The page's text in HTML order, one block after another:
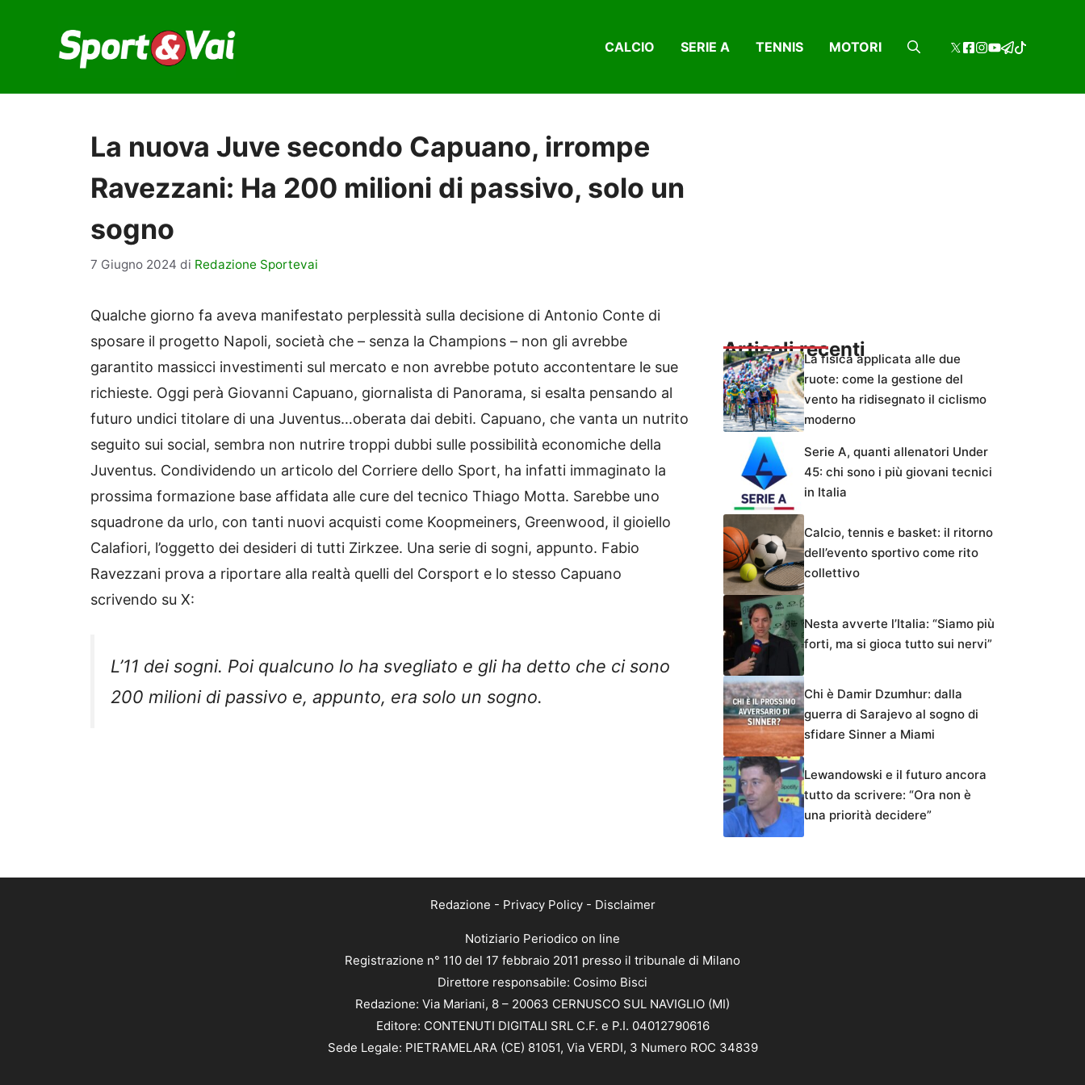
contenuto
CALCIO SERIE A TENNIS MOTORI
La nuova Juve secondo Capuano, irrompe
Ravezzani: Ha 200 milioni di passivo, solo un
sogno
7 Giugno 2024 di Redazione Sportevai
Qualche giorno fa aveva manifestato perplessità sulla decisione di Antonio Conte di
sposare il progetto Napoli, società che – senza la Champions – non gli avrebbe
garantito massicci investimenti sul mercato e non avrebbe potuto accontentare le sue
richieste. Oggi perà Giovanni Capuano, giornalista di Panorama, si esalta pensando al
futuro undici titolare di una Juventus…oberata dai debiti. Capuano, che vanta un nutrito
seguito sui social, sembra non nutrire troppi dubbi sulle possibilità economiche della
Juventus. Condividendo un articolo del Corriere dello Sport, ha infatti immaginato la
prossima formazione base affidata alle cure del tecnico Thiago Motta. Sarebbe uno
squadrone da urlo, con tanti nuovi acquisti come Koopmeiners, Greenwood, il gioiello
Calafiori, l’oggetto dei desideri di tutti Zirkzee. Una serie di sogni, appunto. Fabio
Ravezzani prova a riportare alla realtà quelli del Corsport e lo stesso Capuano
scrivendo su X:
L’11 dei sogni. Poi qualcuno lo ha svegliato e gli ha detto che ci sono
200 milioni di passivo e, appunto, era solo un sogno.
Articoli recentiLa fisica applicata alle due
ruote: come la gestione del
vento ha ridisegnato il ciclismo
moderno
Serie A, quanti allenatori Under
45: chi sono i più giovani tecnici
in Italia
Calcio, tennis e basket: il ritorno
dell’evento sportivo come rito
collettivo
Nesta avverte l’Italia: “Siamo più
forti, ma si gioca tutto sui nervi”
Chi è Damir Dzumhur: dalla
guerra di Sarajevo al sogno di
sfidare Sinner a Miami
Lewandowski e il futuro ancora
tutto da scrivere: “Ora non è
una priorità decidere”
Redazione - Privacy Policy- Disclaimer
Notiziario Periodico on line
Registrazione n° 110 del 17 febbraio 2011 presso il tribunale di Milano
Direttore responsabile: Cosimo Bisci
Redazione: Via Mariani, 8 – 20063 CERNUSCO SUL NAVIGLIO (MI)
Editore: CONTENUTI DIGITALI SRL C.F. e P.I. 04012790616
Sede Legale: PIETRAMELARA (CE) 81051, Via VERDI, 3 Numero ROC 34839